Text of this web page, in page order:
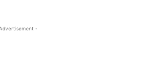
- Advertisement -